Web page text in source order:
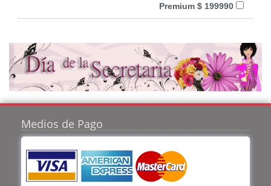
Premium $ 199990
Medios de Pago